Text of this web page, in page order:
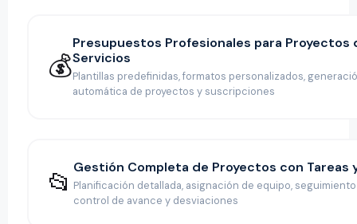
💰
Presupuestos Profesionales para Proyectos
Servicios
Plantillas predefinidas, formatos personalizados,
automática de proyectos y suscripciones
📂 Gestión Completa de Proyectos con Tareas
Planificación detallada, asignación de equipo,
control de avance y desviaciones